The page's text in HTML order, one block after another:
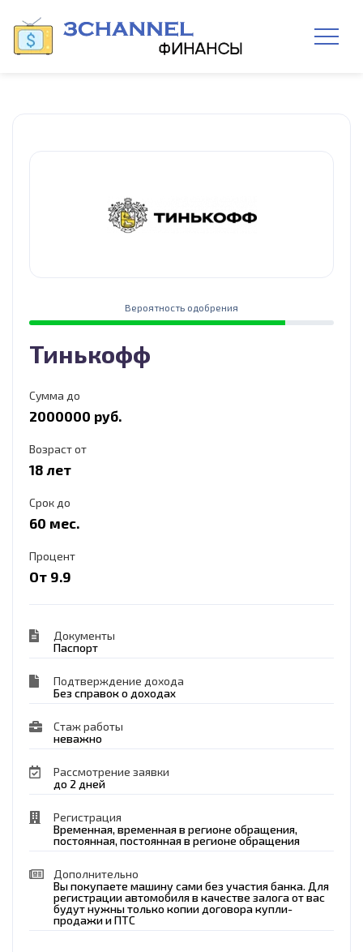
Вероятность одобрения
Тинькофф
Сумма до
2000000 руб.
Возраст от
18 лет
Срок до
60 мес.
Процент
От 9.9
Документы
Паспорт
Подтверждение дохода
Без справок о доходах
Стаж работы
неважно
Рассмотрение заявки
до 2 дней
Регистрация
Временная, временная в регионе обращения,
постоянная, постоянная в регионе обращения
Дополнительно
Вы покупаете машину сами без участия банка. Для
регистрации автомобиля в качестве залога от вас
будут нужны только копии договора купли-
продажи и ПТС